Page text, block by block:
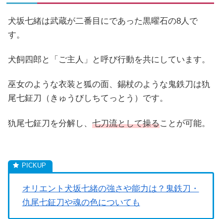
犬坂七緒は武蔵が二番目にであった黒曜石の8人で
す。
犬飼四郎と「ご主人」と呼び行動を共にしています。
巫女のような衣装と狐の面、錫杖のような鬼鉄刀は犰
尾七鉦刀（きゅうびしちてっとう）です。
犰尾七鉦刀を分解し、 七刀流として操ることが可能。
オリエント犬坂七緒の強さや能力は？鬼鉄刀・
仇尾七鉦刀や魂の色についても